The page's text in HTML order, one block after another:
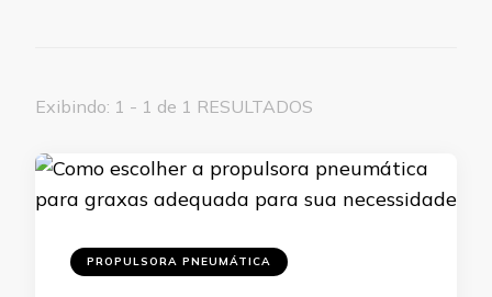
Exibindo: 1 - 1 de 1 RESULTADOS
PROPULSORA PNEUMÁTICA